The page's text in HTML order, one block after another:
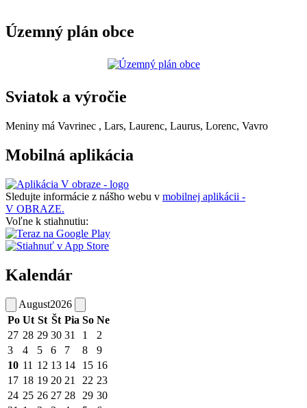
Územný plán obce
Sviatok a výročie
Meniny má Vavrinec , Lars, Laurenc, Laurus, Lorenc, Vavro
Mobilná aplikácia
Sledujte informácie z nášho webu v mobilnej aplikácii -
V OBRAZE.
Voľne k stiahnutiu:
Kalendár
August2026
Po Ut St Št Pia So Ne
27 28 29 30 31 1
2
3
4 5 6 7 8
9
10 11 12 13 14 15 16
17 18 19 20 21 22 23
24 25 26 27 28 29 30